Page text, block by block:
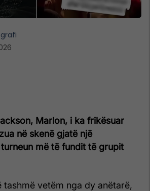
Marlon, i ka frikësuar
në skenë gjatë një
më të fundit të grupit
tashmë vetëm nga dy anëtarë,